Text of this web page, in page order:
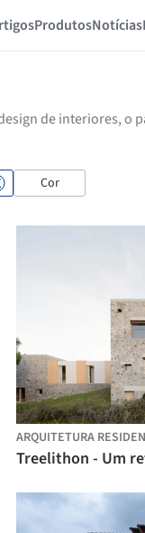
ProdutosNotícias
de interiores, o
Cor
ARQUITETURA